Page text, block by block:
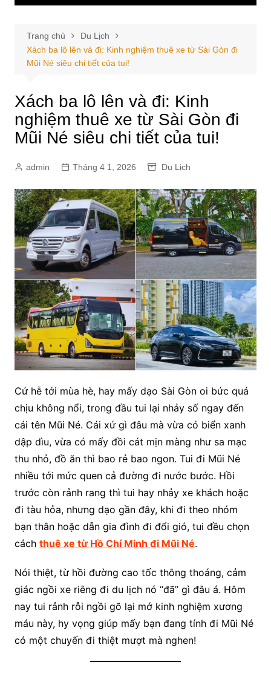
Trang chủ
Du Lịch
Xách ba lô lên và đi: Kinh nghiệm thuê xe từ Sài Gòn đi
Mũi Né siêu chi tiết của tui!
Xách ba lô lên và đi: Kinh
nghiệm thuê xe từ Sài Gòn đi
Mũi Né siêu chi tiết của tui!
admin Tháng 4 1, 2026 Du Lịch
Cứ hễ tới mùa hè, hay mấy dạo Sài Gòn oi bức quá
chịu không nổi, trong đầu tui lại nhảy số ngay đến
cái tên Mũi Né. Cái xứ gì đâu mà vừa có biển xanh
dập dìu, vừa có mấy đồi cát mịn màng như sa mạc
thu nhỏ, đồ ăn thì bao rẻ bao ngon. Tui đi Mũi Né
nhiều tới mức quen cả đường đi nước bước. Hồi
trước còn rảnh rang thì tui hay nhảy xe khách hoặc
đi tàu hỏa, nhưng dạo gần đây, khi đi theo nhóm
bạn thân hoặc dẫn gia đình đi đổi gió, tui đều chọn
cách thuê xe từ Hồ Chí Minh đi Mũi Né.
Nói thiệt, từ hồi đường cao tốc thông thoáng, cảm
giác ngồi xe riêng đi du lịch nó “đã” gì đâu á. Hôm
nay tui rảnh rỗi ngồi gõ lại mớ kinh nghiệm xương
máu này, hy vọng giúp mấy bạn đang tính đi Mũi Né
có một chuyến đi thiệt mượt mà nghen!